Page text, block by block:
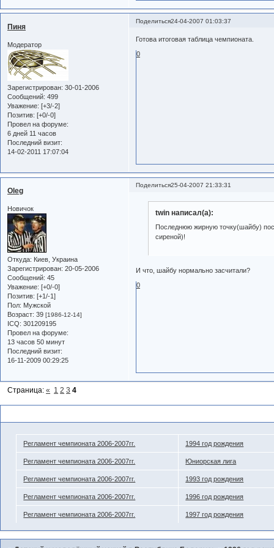
Поделиться24-04-2007 01:03:37
Пиня
Модератор
Зарегистрирован: 30-01-2006
Сообщений: 499
Уважение: [+3/-2]
Позитив: [+0/-0]
Провел на форуме:
6 дней 11 часов
Последний визит:
14-02-2011 17:07:04
Готова итоговая таблица чемпионата.
0
Поделиться25-04-2007 21:33:31
Oleg
Новичок
Откуда: Киев, Украина
Зарегистрирован: 20-05-2006
Сообщений: 45
Уважение: [+0/-0]
Позитив: [+1/-1]
Пол: Мужской
Возраст: 39 [1986-12-14]
ICQ: 301209195
Провел на форуме:
13 часов 50 минут
Последний визит:
16-11-2009 00:29:25
twin написал(а):
Последнюю жирную точку(шайбу)
сиреной)!
И что, шайбу нормально засчитали?
0
Страница:« 1 2 3 4
Регламент чемпионата 2006-2007гг. 1994 год рождения
Регламент чемпионата 2006-2007гг. Юниорская лига
Регламент чемпионата 2006-2007гг. 1993 год рождения
Регламент чемпионата 2006-2007гг. 1996 год рождения
Регламент чемпионата 2006-2007гг. 1997 год рождения